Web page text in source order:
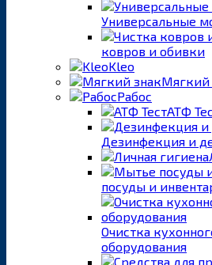
Универсальные
ковров и обивки
Kleo
Мягкий
Рабос
АТФ
Дезинфекция и
посуды и
Очистка
оборудования